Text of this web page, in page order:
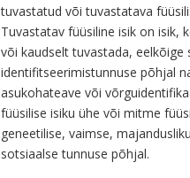
tuvastatud või tuvastatava
Tuvastatav füüsiline isik on isik,
või kaudselt tuvastada, eelkõige
identifitseerimistunnuse põhjal
asukohateave või
füüsilise isiku ühe või mitme
geneetilise, vaimse,
sotsiaalse tunnuse põhjal.